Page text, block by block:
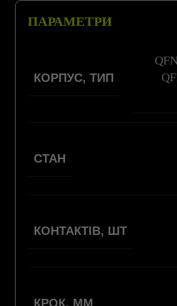
ПАРАМЕТРИ
КОРПУС, ТИП
СТАН
КОНТАКТІВ, ШТ
КРОК, ММ